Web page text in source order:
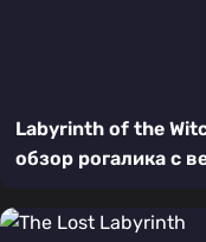
Labyrinth of the
обзор рогалика с